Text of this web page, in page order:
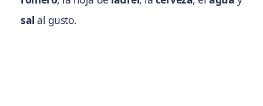
sal al gusto.